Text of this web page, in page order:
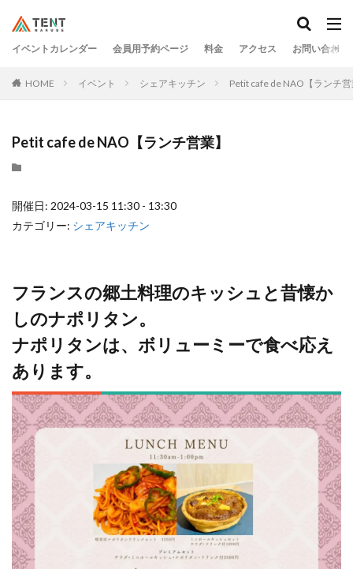
イベントカレンダー 会員用予約ページ 料金 アクセス お問い合わせ
HOME イベント シェアキッチン Petit cafe de NAO【ランチ
Petit cafe de NAO【ランチ営業】
開催日: 2024-03-15 11:30 - 13:30
カテゴリー: シェアキッチン
フランスの郷土料理のキッシュと昔懐か
しのナポリタン。
ナポリタンは、ボリューミーで食べ応え
あります。